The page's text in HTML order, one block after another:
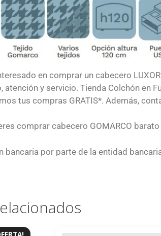
en comprar un cabecero LUXOR
atención y servicio. Tienda Colchón en
tus compras GRATIS*. Además,
comprar cabecero GOMARCO
bancaria por parte de la entidad